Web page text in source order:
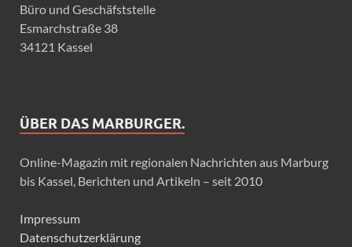
Büro und Geschäfststelle
Esmarchstraße 38
34121 Kassel
ÜBER DAS MARBURGER.
Online-Magazin mit regionalen Nachrichten aus Marburg
bis Kassel, Berichten und Artikeln – seit 2010
Impressum
Datenschutzerklärung